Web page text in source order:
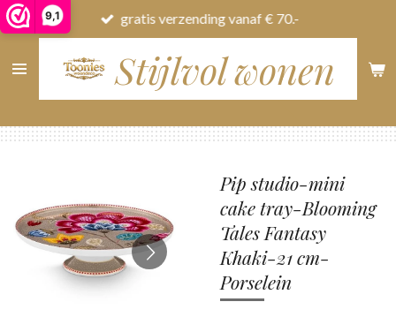
9,1
Ga
direct
naar
Stijlvol wonen
gratis verzending vanaf € 70.-
Pip studio-mini
cake tray-Blooming
Tales Fantasy
Khaki-21 cm-
Porselein